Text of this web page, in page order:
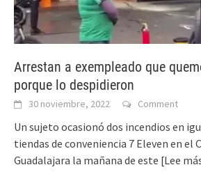
Arrestan a exempleado que
porque lo despidieron
30 noviembre, 2022 Comment
Un sujeto ocasionó dos incendios en
tiendas de conveniencia 7 Eleven en el
Guadalajara la mañana de este [Lee